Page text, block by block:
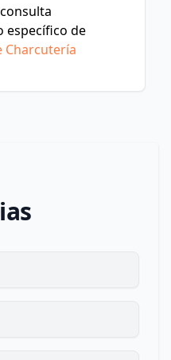
específico de
Charcutería